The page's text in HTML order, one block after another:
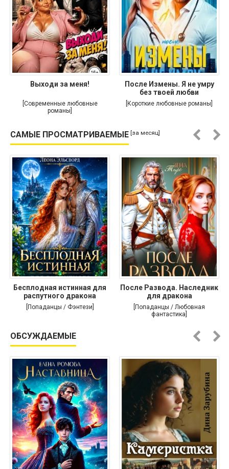
Выходи за меня!
[Современные любовные
романы]
После Измены. Я не умру
без твоей любви
[Короткие любовные романы]
САМЫЕ ПРОСМАТРИВАЕМЫЕ [за месяц]
Бесплодная истинная для
распутного дракона
[Попаданцы / Фэнтези]
После Развода. Наследник
для дракона
[Попаданцы / Любовная
фантастика]
ОБСУЖДАЕМЫЕ